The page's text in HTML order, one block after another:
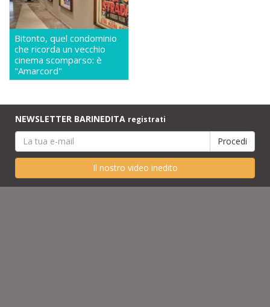
Bitonto, quel condominio
che ricorda un vecchio
cinema scomparso: è
"Amarcord"
NEWSLETTER BARINEDITA registrati
Il nostro video inedito